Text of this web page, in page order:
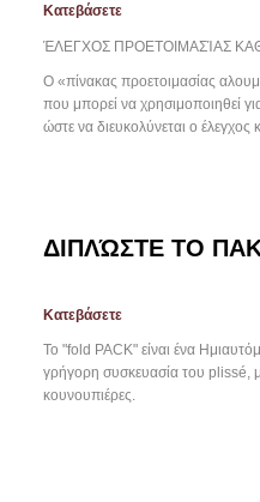
Κατεβάσετε
ΈΛΕΓΧΟΣ ΠΡΟΕΤΟΙΜΑΣΊΑΣ
Ο «πίνακας προετοιμασίας
που μπορεί να χρησιμοποιηθεί
ώστε να διευκολύνεται ο έλεγχος
ΔΙΠΛΏΣΤΕ ΤΟ
Κατεβάσετε
Το "fold PACK" είναι ένα
γρήγορη συσκευασία του plissé,
κουνουπιέρες.